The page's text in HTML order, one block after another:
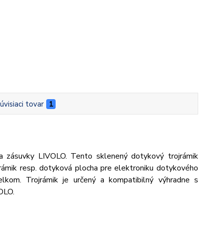
tovar 1
zásuvky LIVOLO. Tento sklenený dotykový trojrámik
resp. dotyková plocha pre elektroniku dotykového
Trojrámik je určený a kompatibilný výhradne s